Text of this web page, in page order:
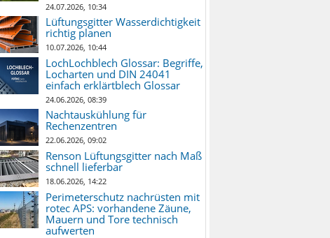
24.07.2026, 10:34
Lüftungsgitter Wasserdichtigkeit
richtig planen
10.07.2026, 10:44
LochLochblech Glossar: Begriffe,
Locharten und DIN 24041
einfach erklärtblech Glossar
24.06.2026, 08:39
Nachtauskühlung für
Rechenzentren
22.06.2026, 09:02
Renson Lüftungsgitter nach Maß
schnell lieferbar
18.06.2026, 14:22
Perimeterschutz nachrüsten mit
rotec APS: vorhandene Zäune,
Mauern und Tore technisch
aufwerten